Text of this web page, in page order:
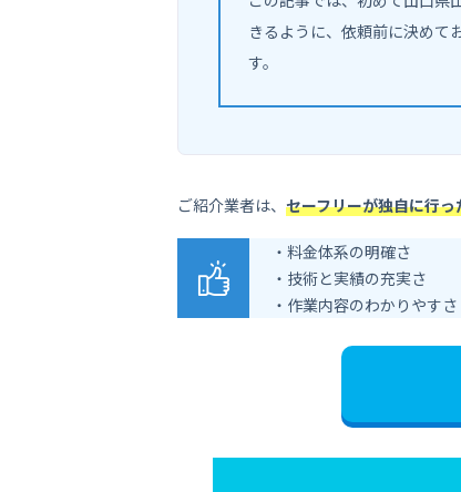
きるように、依頼前に決めて
す。
ご紹介業者は、 セーフリーが独自に行っ
・料金体系の明確さ
・技術と実績の充実さ
・作業内容のわかりやすさ